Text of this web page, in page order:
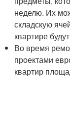
неделю. Их
складскую
квартире
Во время
проектами
квартир